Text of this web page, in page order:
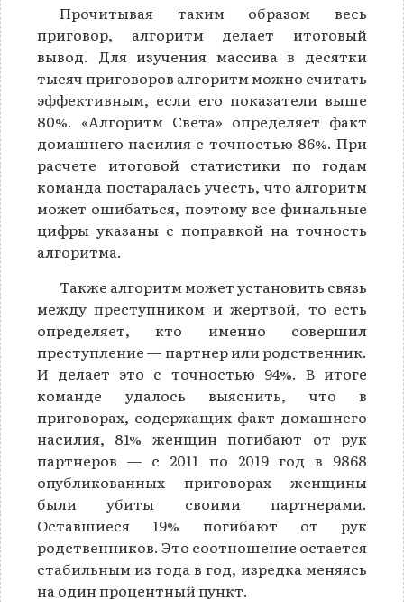
Прочитывая таким образом весь
приговор, алгоритм делает итоговый
вывод. Для изучения массива в десятки
тысяч приговоров алгоритм можно считать
эффективным, если его показатели выше
80%. «Алгоритм Света» определяет факт
домашнего насилия с точностью 86%. При
расчете итоговой статистики по годам
команда постаралась учесть, что алгоритм
может ошибаться, поэтому все финальные
цифры указаны с поправкой на точность
алгоритма.
Также алгоритм может установить связь
между преступником и жертвой, то есть
определяет, кто именно совершил
преступление — партнер или родственник.
И делает это с точностью 94%. В итоге
команде удалось выяснить, что в
приговорах, содержащих факт домашнего
насилия, 81% женщин погибают от рук
партнеров — с 2011 по 2019 год в 9868
опубликованных приговорах женщины
были убиты своими партнерами.
Оставшиеся 19% погибают от рук
родственников. Это соотношение остается
стабильным из года в год, изредка меняясь
на один процентный пункт.